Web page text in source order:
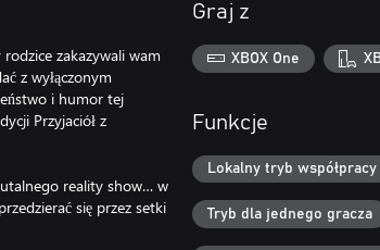
zakazywali wam
z wyłączonym
i humor tej
Przyjaciół z
reality show… w
się przez setki
Graj z
XBOX One
Funkcje
Lokalny tryb
Tryb dla jednego gracza